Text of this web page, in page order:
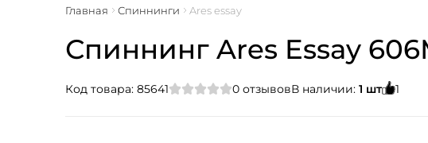
Главная Спиннинги Ares essay
Спиннинг Ares Essay
Код товара: 85641 0 отзывовВ наличии: 1 шт 1